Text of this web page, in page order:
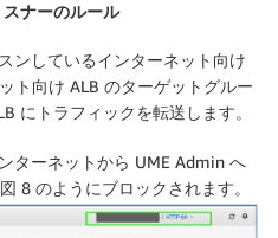
ナーのルール
ンしているインターネット向け
ト向け ALB のターゲットグルー
にトラフィックを転送します。
ターネットから UME Admin へ
8 のようにブロックされます。